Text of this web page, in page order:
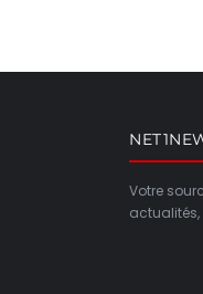
Votre